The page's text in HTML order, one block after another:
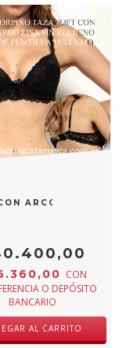
NUDE 5208NU
ARCO DE
CON
O DEPÓSITO
BANCARIO
AL CARRITO